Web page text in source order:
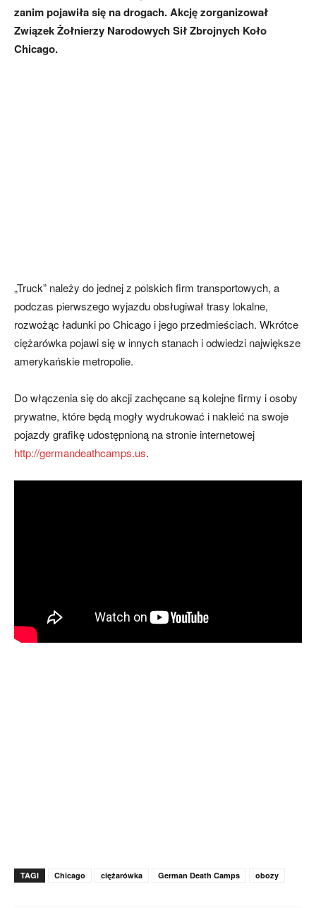
zanim pojawiła się na drogach. Akcję zorganizował
Związek Żołnierzy Narodowych Sił Zbrojnych Koło
Chicago.
„Truck” należy do jednej z polskich firm transportowych, a
podczas pierwszego wyjazdu obsługiwał trasy lokalne,
rozwożąc ładunki po Chicago i jego przedmieściach. Wkrótce
ciężarówka pojawi się w innych stanach i odwiedzi największe
amerykańskie metropolie.
Do włączenia się do akcji zachęcane są kolejne firmy i osoby
prywatne, które będą mogły wydrukować i nakleić na swoje
pojazdy grafikę udostępnioną na stronie internetowej
http://germandeathcamps.us.
TAGI Chicago ciężarówka German Death Camps obozy